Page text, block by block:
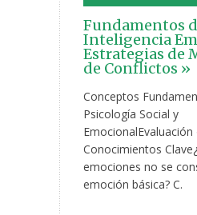
Fundamentos
Inteligencia
Estrategias de
de Conflictos »
Conceptos
Psicología Social y
EmocionalEvaluación
Conocimientos
emociones no se
emoción básica? C.